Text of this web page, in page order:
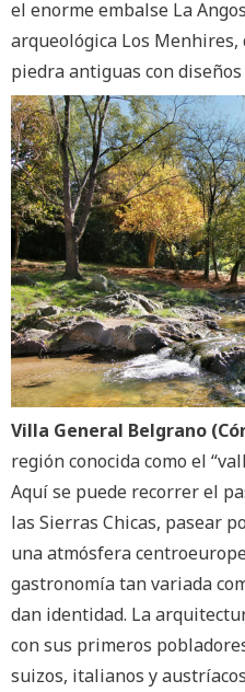
el enorme embalse La
arqueológica Los Menhires,
piedra antiguas con
Villa General Belgrano
región conocida como el
Aquí se puede recorrer el
las Sierras Chicas, pasear
una atmósfera
gastronomía tan variada
dan identidad. La
con sus primeros
suizos, italianos y